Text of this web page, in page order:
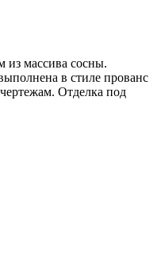
из массива сосны.
в стиле прованс
Отделка под